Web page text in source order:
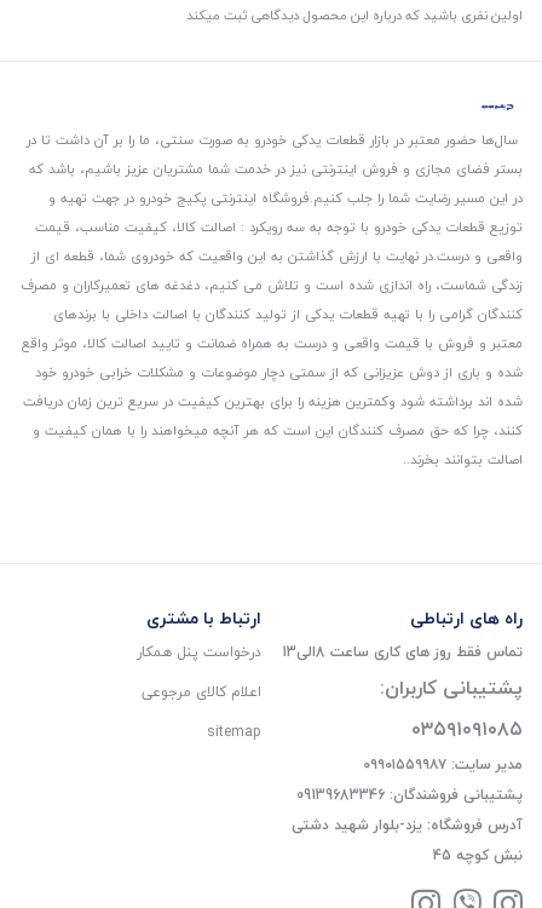
اولین نفری باشید که درباره این محصول دیدگاهی ثبت میکند
سال‌ها حضور معتبر در بازار قطعات یدکی خودرو به صورت سنتی، ما را بر آن داشت تا در
بستر فضای مجازی و فروش اینترنتی نیز در خدمت شما مشتریان عزیز باشیم، باشد که
در این مسیر رضایت شما را جلب کنیم.فروشگاه اینترنتی پکیج خودرو در جهت تهیه و
توزیع قطعات یدکی خودرو با توجه به سه رویکرد : اصالت کالا، کیفیت مناسب، قیمت
واقعی و درست.در نهایت با ارزش گذاشتن به این واقعیت که خودروی شما، قطعه ای از
زندگی شماست، راه اندازی شده است و تلاش می کنیم، دغدغه های تعمیرکاران و مصرف
کنندگان گرامی را با تهیه قطعات یدکی از تولید کنندگان با اصالت داخلی با برندهای
معتبر و فروش با قیمت واقعی و درست به همراه ضمانت و تایید اصالت کالا، موثر واقع
شده و باری از دوش عزیزانی که از سمتی دچار موضوعات و مشکلات خرابی خودرو خود
شده اند برداشته شود و‌کمترین هزینه را برای بهترین کیفیت در سریع ترین زمان دریافت
کنند، چرا که حق مصرف کنندگان این است که هر آنچه میخواهند را با همان کیفیت و
اصالت بتوانند بخرند..
راه های ارتباطی
تماس فقط روز های کاری ساعت 8الی13
پشتیبانی کاربران:
۰۳۵۹۱۰۹۱۰۸۵
مدیر سایت: ۰۹۹۰۱۵۵۹۹۸۷
پشتیبانی فروشندگان: 09139683346
آدرس فروشگاه: یزد-بلوار شهید دشتی
نبش کوچه 45
ارتباط با مشتری
درخواست پنل همکار
اعلام کالای مرجوعی
sitemap